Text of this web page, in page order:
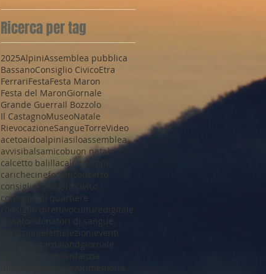
Ricerca per tag
2025AlpiniAssemblea pubblica
BassanoConsiglio CivicoEtra
FerrariFestaFesta Maron
Festa del MaronGiornale
Grande GuerraIl Bozzolo
Il CastagnoMuseoNatale
RievocazioneSangueTorreVideo
acetoaidoalpiniasiloassemblea
avvisibalsamicobuon natale
calcetto balillacalciocampo
carichecineforum
concerto
consiglioconsiglio civico
consiglio di quartiere
consiglio direttivoculturedigitale
donatori donatori di sangue
donazioni elettielezioni eventi
gardalandgiornale
incontro infanzia
memoria